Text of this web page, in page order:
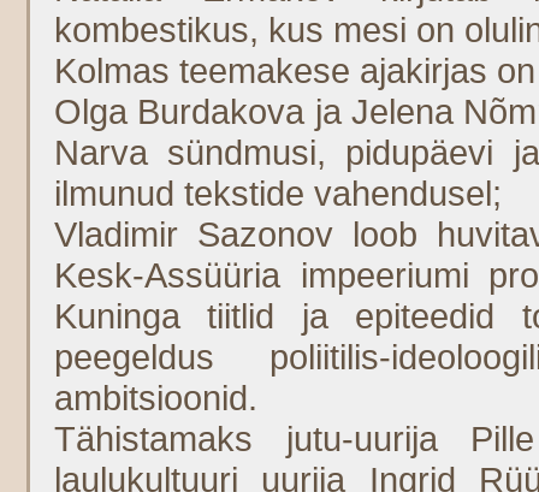
kombestikus, kus mesi on
Kolmas teemakese ajakirjas
Olga Burdakova ja Jelena
Narva sündmusi, pidupäevi
ilmunud tekstide vahendusel;
Vladimir Sazonov loob
Kesk-Assüüria impeeriumi
Kuninga tiitlid ja epiteedid
peegeldus poliitilis-
ambitsioonid.
Tähistamaks jutu-uurija
laulukultuuri uurija Ingrid